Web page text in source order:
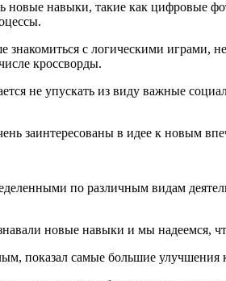
навыки, такие как цифровые
с логическими играми,
кроссворды.
не упускать из виду важные
заинтересованы в идее к новым
по различным видам
новые навыки и мы надеемся,
показал самые большие